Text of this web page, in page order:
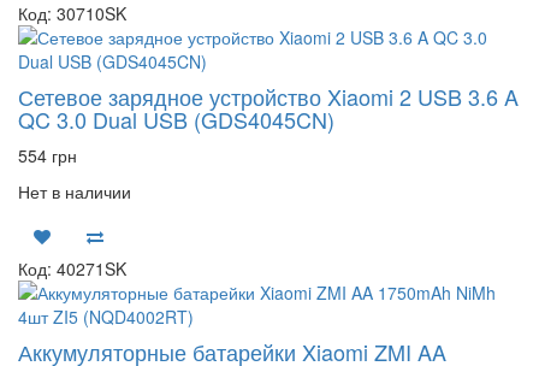
Код: 30710SK
Сетевое зарядное устройство Xiaomi 2 USB 3.6 A
QC 3.0 Dual USB (GDS4045CN)
554 грн
Нет в наличии
Код: 40271SK
Аккумуляторные батарейки Xiaomi ZMI AA